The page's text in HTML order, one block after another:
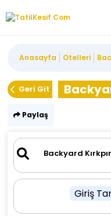
Anasayfa Otelleri
Geri Git
Paylaş
Giriş